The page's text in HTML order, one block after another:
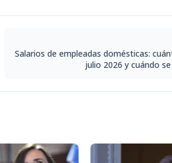
Salarios de empleadas domésticas:
julio 2026 y cuándo